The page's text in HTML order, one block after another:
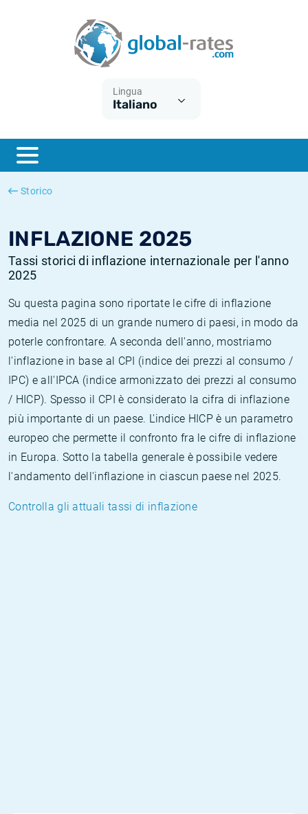
Lingua
Italiano
Storico
INFLAZIONE 2025
Tassi storici di inflazione internazionale per l'anno
2025
Su questa pagina sono riportate le cifre di inflazione
media nel 2025 di un grande numero di paesi, in modo da
poterle confrontare. A seconda dell'anno, mostriamo
l'inflazione in base al CPI (indice dei prezzi al consumo /
IPC) e all'IPCA (indice armonizzato dei prezzi al consumo
/ HICP). Spesso il CPI è considerato la cifra di inflazione
più importante di un paese. L'indice HICP è un parametro
europeo che permette il confronto fra le cifre di inflazione
in Europa. Sotto la tabella generale è possibile vedere
l'andamento dell'inflazione in ciascun paese nel 2025.
Controlla gli attuali tassi di inflazione
ESTER
SONIA
Cos'è l'inflazione CPI?
Cos'è l'inflazione HICP?
Inflazione Italia
Inflazione Stati Uniti
Tassi storici Euribor
Tassi storici di SONIA
Tassi storici di TONAR
Calcolatore dell’inflazione